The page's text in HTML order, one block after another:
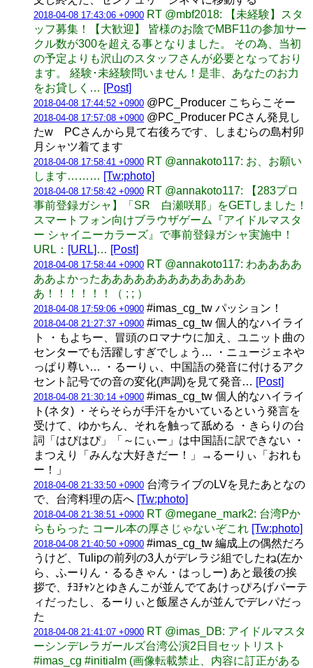
2018-04-08 17:43:06 +0900 RT @mbf2018: 【未経験】スタ
ッフ募集！【大歓迎】 皆様のお陰でMBF11の参加サー
クル数が300を超える事となりました。 その為、当初
の予定よりも沢山のスタッフさんが必要となっており
ます。 経験･未経験問いません！是非、あなたのお力
をお貸しく… [Post]
2018-04-08 17:44:52 +0900 @PC_Producer こちらこそー
2018-04-08 17:57:08 +0900 @PC_Producer PCさん発見し
たw PCさんから見て右後ろです、しまむらの島村卯
月シャツ着てます
2018-04-08 17:58:41 +0900 RT @annakoto117: お、お願い
します……… [Tw:photo]
2018-04-08 17:58:42 +0900 RT @annakoto117: 【283プロ
事前登録ガシャ】「SR 白瀬咲耶」をGETしました！
スマートフォン向けブラウザゲーム『アイドルマスタ
ー シャイニーカラーズ』で事前登録ガシャ実施中！
URL： [URL] … [Post]
2018-04-08 17:58:44 +0900 RT @annakoto117: わああああ
ああよかったあああああああああああああ
あ！！！！！！（ ; ; ）
2018-04-08 17:59:06 +0900 #imas_cg_tw パッション！
2018-04-08 21:27:37 +0900 #imas_cg_tw 個人的なハイライ
ト ・もよちー、冒頭のロマナウに加え、ユニット曲の
センターでも活躍しすぎでしょう… ・ニュージェネや
っぱり尊い… ・るーりぃ、中国語の発音に付けるアク
セント記号での音の変化(声調)を見て発音… [Post]
2018-04-08 21:30:14 +0900 #imas_cg_tw 個人的なハイライ
ト(ネタ) ・そらそらが手汗をかいているという発言を
受けて、ゆかちん、それを触って舐める ・きらりの台
詞「はぴはぴ」「～にぃー」は中国語に訳できない ・
まつえり「みんな大好きだー！」→るーりぃ「おれも
ー！」
2018-04-08 21:33:50 +0900 台湾ライブのLVを見たあとなの
で、台湾料理の店へ [Tw:photo]
2018-04-08 21:38:51 +0900 RT @megane_mark2: 台湾Pか
らもらった コール本の厚さじゃないぞこれ [Tw:photo]
2018-04-08 21:40:50 +0900 #imas_cg_tw 編成上の偶然だろ
うけど、Tulipの前列の3人がデレラジ組でしたね(左か
ら、ふーりん・るるきゃん・はっしー) あと最後の挨
拶で、ﾁﾖﾁｬﾝとゆきんこが並んでてあけっぴろげパーテ
ィだったし、るーりぃと飯屋さんが並んでデレパだっ
た
2018-04-08 21:41:07 +0900 RT @imas_DB: アイドルマスタ
ーシンデレラガールズ台湾公演2日目セットリスト
#imas_cg #initialm (画像転載禁止、内容に訂正がある